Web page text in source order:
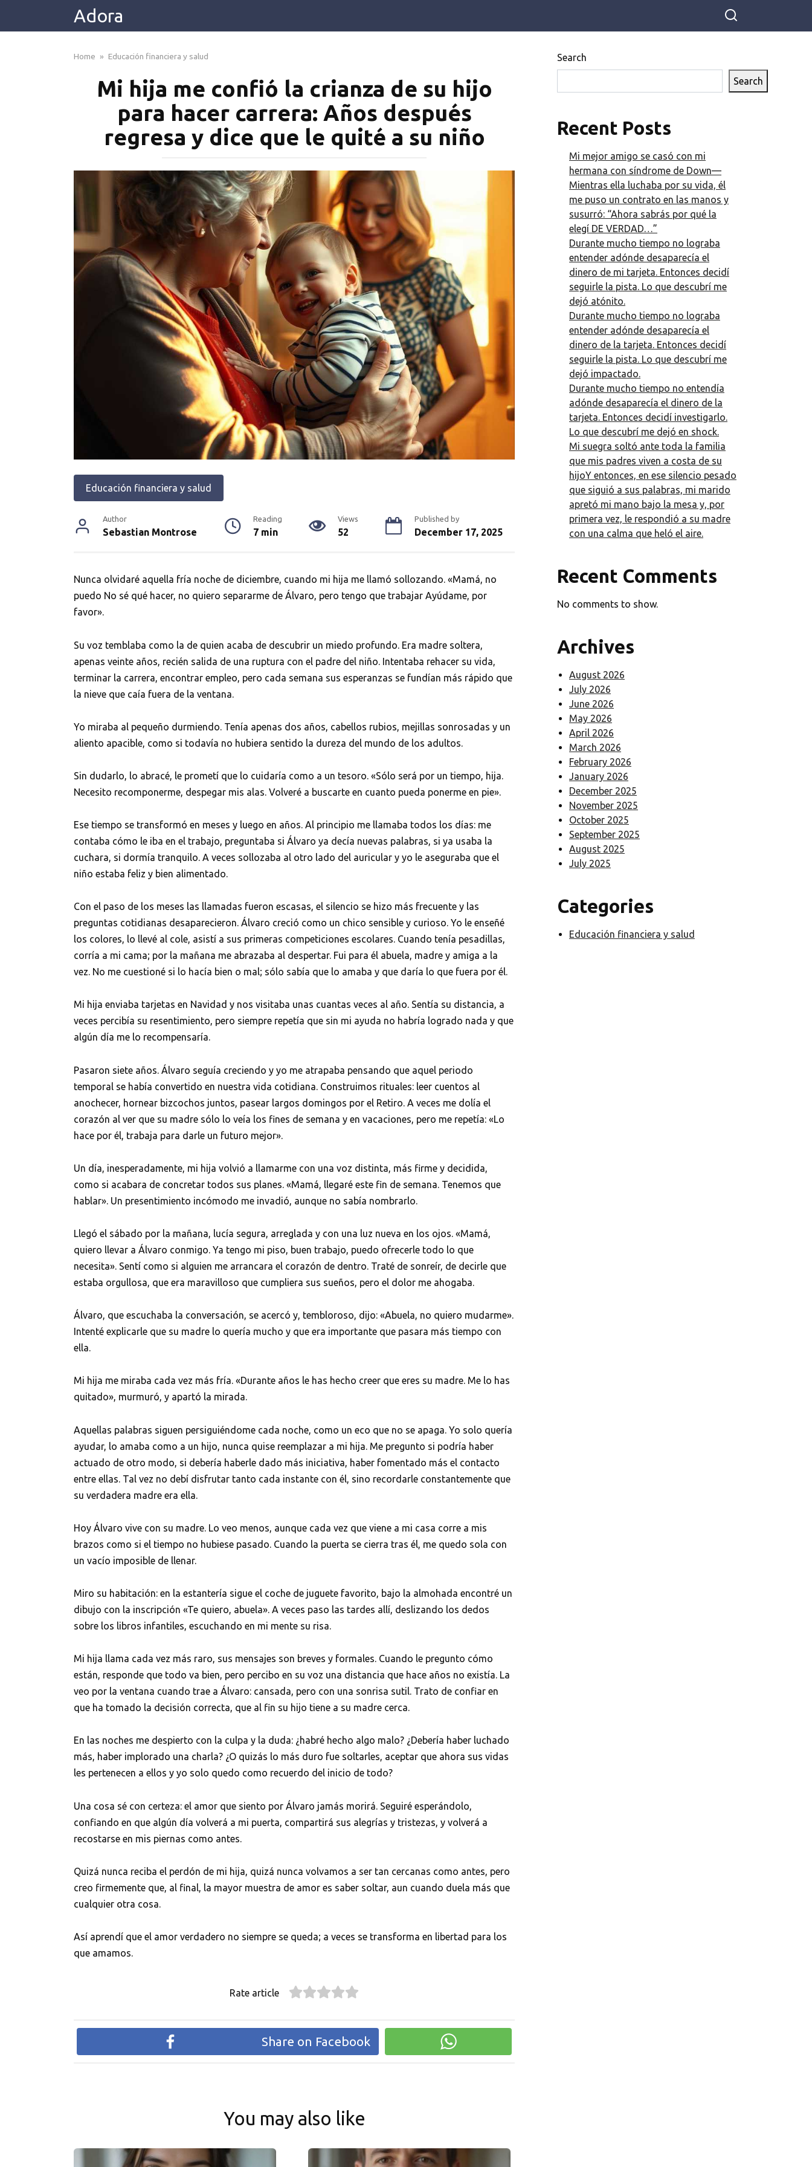
Adora
Home » Educación financiera y salud
Mi hija me confió la crianza de su hijo
para hacer carrera: Años después
regresa y dice que le quité a su niño
Educación financiera y salud
Author
Sebastian Montrose
Reading
7 min
Views
52
Published by
December 17, 2025
Nunca olvidaré aquella fría noche de diciembre, cuando mi hija me llamó sollozando. «Mamá, no
puedo No sé qué hacer, no quiero separarme de Álvaro, pero tengo que trabajar Ayúdame, por
favor».
Su voz temblaba como la de quien acaba de descubrir un miedo profundo. Era madre soltera,
apenas veinte años, recién salida de una ruptura con el padre del niño. Intentaba rehacer su vida,
terminar la carrera, encontrar empleo, pero cada semana sus esperanzas se fundían más rápido que
la nieve que caía fuera de la ventana.
Yo miraba al pequeño durmiendo. Tenía apenas dos años, cabellos rubios, mejillas sonrosadas y un
aliento apacible, como si todavía no hubiera sentido la dureza del mundo de los adultos.
Sin dudarlo, lo abracé, le prometí que lo cuidaría como a un tesoro. «Sólo será por un tiempo, hija.
Necesito recomponerme, despegar mis alas. Volveré a buscarte en cuanto pueda ponerme en pie».
Ese tiempo se transformó en meses y luego en años. Al principio me llamaba todos los días: me
contaba cómo le iba en el trabajo, preguntaba si Álvaro ya decía nuevas palabras, si ya usaba la
cuchara, si dormía tranquilo. A veces sollozaba al otro lado del auricular y yo le aseguraba que el
niño estaba feliz y bien alimentado.
Con el paso de los meses las llamadas fueron escasas, el silencio se hizo más frecuente y las
preguntas cotidianas desaparecieron. Álvaro creció como un chico sensible y curioso. Yo le enseñé
los colores, lo llevé al cole, asistí a sus primeras competiciones escolares. Cuando tenía pesadillas,
corría a mi cama; por la mañana me abrazaba al despertar. Fui para él abuela, madre y amiga a la
vez. No me cuestioné si lo hacía bien o mal; sólo sabía que lo amaba y que daría lo que fuera por él.
Mi hija enviaba tarjetas en Navidad y nos visitaba unas cuantas veces al año. Sentía su distancia, a
veces percibía su resentimiento, pero siempre repetía que sin mi ayuda no habría logrado nada y que
algún día me lo recompensaría.
Pasaron siete años. Álvaro seguía creciendo y yo me atrapaba pensando que aquel periodo
temporal se había convertido en nuestra vida cotidiana. Construimos rituales: leer cuentos al
anochecer, hornear bizcochos juntos, pasear largos domingos por el Retiro. A veces me dolía el
corazón al ver que su madre sólo lo veía los fines de semana y en vacaciones, pero me repetía: «Lo
hace por él, trabaja para darle un futuro mejor».
Un día, inesperadamente, mi hija volvió a llamarme con una voz distinta, más firme y decidida,
como si acabara de concretar todos sus planes. «Mamá, llegaré este fin de semana. Tenemos que
hablar». Un presentimiento incómodo me invadió, aunque no sabía nombrarlo.
Llegó el sábado por la mañana, lucía segura, arreglada y con una luz nueva en los ojos. «Mamá,
quiero llevar a Álvaro conmigo. Ya tengo mi piso, buen trabajo, puedo ofrecerle todo lo que
necesita». Sentí como si alguien me arrancara el corazón de dentro. Traté de sonreír, de decirle que
estaba orgullosa, que era maravilloso que cumpliera sus sueños, pero el dolor me ahogaba.
Álvaro, que escuchaba la conversación, se acercó y, tembloroso, dijo: «Abuela, no quiero mudarme».
Intenté explicarle que su madre lo quería mucho y que era importante que pasara más tiempo con
ella.
Mi hija me miraba cada vez más fría. «Durante años le has hecho creer que eres su madre. Me lo has
quitado», murmuró, y apartó la mirada.
Aquellas palabras siguen persiguiéndome cada noche, como un eco que no se apaga. Yo solo quería
ayudar, lo amaba como a un hijo, nunca quise reemplazar a mi hija. Me pregunto si podría haber
actuado de otro modo, si debería haberle dado más iniciativa, haber fomentado más el contacto
entre ellas. Tal vez no debí disfrutar tanto cada instante con él, sino recordarle constantemente que
su verdadera madre era ella.
Hoy Álvaro vive con su madre. Lo veo menos, aunque cada vez que viene a mi casa corre a mis
brazos como si el tiempo no hubiese pasado. Cuando la puerta se cierra tras él, me quedo sola con
un vacío imposible de llenar.
Miro su habitación: en la estantería sigue el coche de juguete favorito, bajo la almohada encontré un
dibujo con la inscripción «Te quiero, abuela». A veces paso las tardes allí, deslizando los dedos
sobre los libros infantiles, escuchando en mi mente su risa.
Mi hija llama cada vez más raro, sus mensajes son breves y formales. Cuando le pregunto cómo
están, responde que todo va bien, pero percibo en su voz una distancia que hace años no existía. La
veo por la ventana cuando trae a Álvaro: cansada, pero con una sonrisa sutil. Trato de confiar en
que ha tomado la decisión correcta, que al fin su hijo tiene a su madre cerca.
En las noches me despierto con la culpa y la duda: ¿habré hecho algo malo? ¿Debería haber luchado
más, haber implorado una charla? ¿O quizás lo más duro fue soltarles, aceptar que ahora sus vidas
les pertenecen a ellos y yo solo quedo como recuerdo del inicio de todo?
Una cosa sé con certeza: el amor que siento por Álvaro jamás morirá. Seguiré esperándolo,
confiando en que algún día volverá a mi puerta, compartirá sus alegrías y tristezas, y volverá a
recostarse en mis piernas como antes.
Quizá nunca reciba el perdón de mi hija, quizá nunca volvamos a ser tan cercanas como antes, pero
creo firmemente que, al final, la mayor muestra de amor es saber soltar, aun cuando duela más que
cualquier otra cosa.
Así aprendí que el amor verdadero no siempre se queda; a veces se transforma en libertad para los
que amamos.
Rate article
Share on Facebook
You may also like
Search
Search
Recent Posts
Mi mejor amigo se casó con mi
hermana con síndrome de Down—
Mientras ella luchaba por su vida, él
me puso un contrato en las manos y
susurró: “Ahora sabrás por qué la
elegí DE VERDAD…”
Durante mucho tiempo no lograba
entender adónde desaparecía el
dinero de mi tarjeta. Entonces decidí
seguirle la pista. Lo que descubrí me
dejó atónito.
Durante mucho tiempo no lograba
entender adónde desaparecía el
dinero de la tarjeta. Entonces decidí
seguirle la pista. Lo que descubrí me
dejó impactado.
Durante mucho tiempo no entendía
adónde desaparecía el dinero de la
tarjeta. Entonces decidí investigarlo.
Lo que descubrí me dejó en shock.
Mi suegra soltó ante toda la familia
que mis padres viven a costa de su
hijoY entonces, en ese silencio pesado
que siguió a sus palabras, mi marido
apretó mi mano bajo la mesa y, por
primera vez, le respondió a su madre
con una calma que heló el aire.
Recent Comments
No comments to show.
Archives
August 2026
July 2026
June 2026
May 2026
April 2026
March 2026
February 2026
January 2026
December 2025
November 2025
October 2025
September 2025
August 2025
July 2025
Categories
Educación financiera y salud